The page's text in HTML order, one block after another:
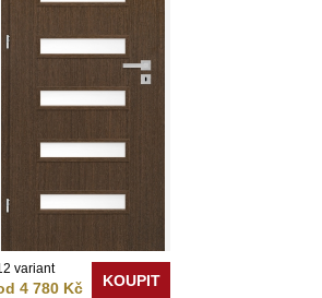
variant
4 780 Kč KOUPIT